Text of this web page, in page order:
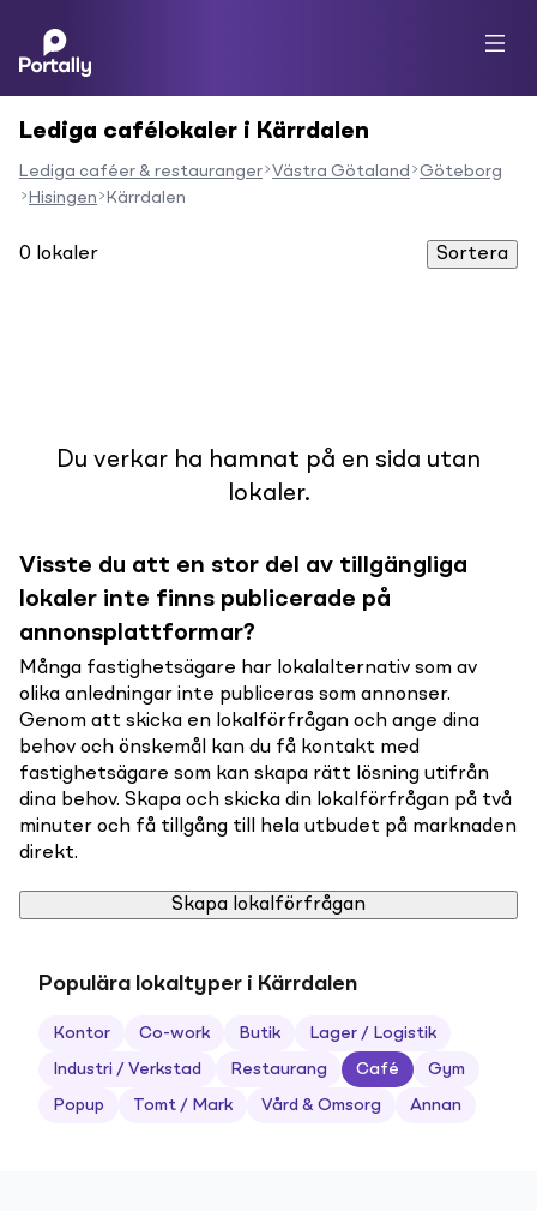
Lediga cafélokaler i Kärrdalen
Lediga caféer & restauranger Västra Götaland
Göteborg
Hisingen
Kärrdalen
0 lokaler Sortera
Du verkar ha hamnat på en sida utan
lokaler.
Visste du att en stor del av tillgängliga
lokaler inte finns publicerade på
annonsplattformar?
Många fastighetsägare har lokalalternativ som av
olika anledningar inte publiceras som annonser.
Genom att skicka en lokalförfrågan och ange dina
behov och önskemål kan du få kontakt med
fastighetsägare som kan skapa rätt lösning utifrån
dina behov. Skapa och skicka din lokalförfrågan på två
minuter och få tillgång till hela utbudet på marknaden
direkt.
Skapa lokalförfrågan
Populära lokaltyper i Kärrdalen
Kontor Co-work Butik Lager / Logistik
Industri / Verkstad Restaurang Café Gym
Popup Tomt / Mark Vård & Omsorg Annan